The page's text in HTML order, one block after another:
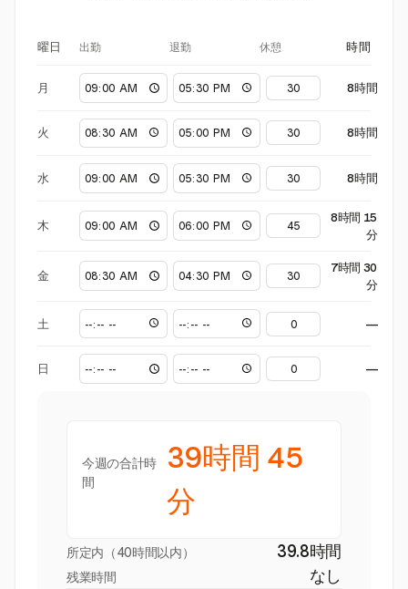
曜日 出勤 退勤 休憩 時間
月 8時間
火 8時間
水 8時間
木
8時間 15
分
金
7時間 30
分
土 —
日 —
今週の合計時
間
39時間 45
分
所定内（40時間以内） 39.8時間
残業時間 なし